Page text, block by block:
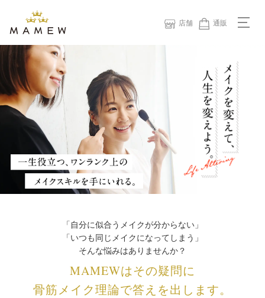
店舗 通販
総合トップ
サロン会員 - ログイン／会員登録
メイク・エステのご予約
店舗一覧
サービスメニュー
MAMEWについて
お知らせ
キャンペーン情報
通販メニュー
「自分に似合うメイクが分からない」
「いつも同じメイクになってしまう」
そんな悩みはありませんか？
MAMEWはその疑問に
骨筋メイク理論で答えを出します。